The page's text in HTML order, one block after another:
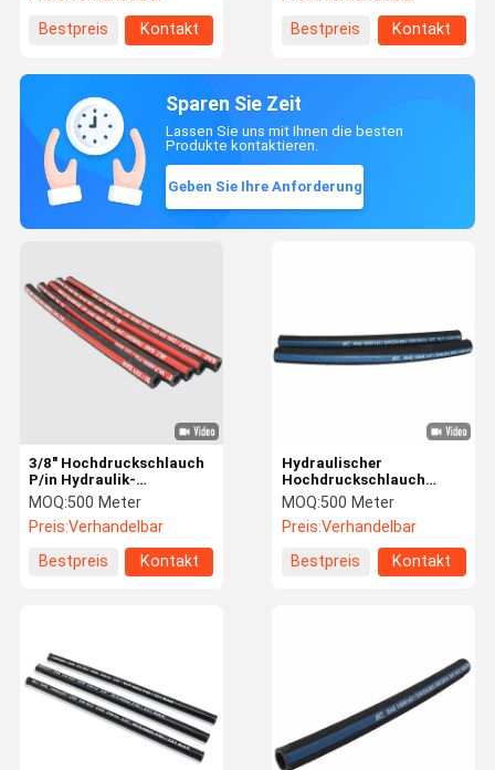
Bestpreis
Kontakt
Bestpreis
Kontakt
Sparen Sie Zeit
Lassen Sie uns mit Ihnen die besten
Produkte kontaktieren.
Geben Sie Ihre Anforderung
Hydraulischer
Hochdruckschlauch
SAE100r1at/1sn Dn19,
verdrahten umsponnenen
Gummischlauch
MOQ:500 Meter
Preis:Verhandelbar
Bestpreis
Kontakt
3/8" Hochdruckschlauch
P/in Hydraulik-
Wagenheber des
schlauch-10000 für
Winden
MOQ:500 Meter
Preis:Verhandelbar
Bestpreis
Kontakt